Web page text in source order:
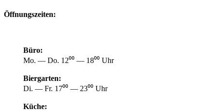
Öffnungszeiten:
Büro:
Mo. — Do. 12⁰⁰ — 18⁰⁰ Uhr
Biergarten:
Di. — Fr. 17⁰⁰ — 23⁰⁰ Uhr
Küche: